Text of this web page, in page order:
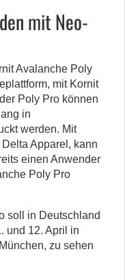
mit Neo-
Avalanche Poly
mit Kornit
Poly Pro können
in
werden. Mit
Apparel, kann
einen Anwender
Poly Pro
soll in Deutschland
und 12. April in
zu sehen